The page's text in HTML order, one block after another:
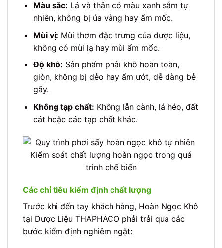
Màu sắc: Lá và thân có màu xanh sẫm tự
nhiên, không bị úa vàng hay ẩm mốc.
Mùi vị: Mùi thơm đặc trưng của dược liệu,
không có mùi lạ hay mùi ẩm mốc.
Độ khô: Sản phẩm phải khô hoàn toàn,
giòn, không bị dẻo hay ẩm ướt, dễ dàng bẻ
gãy.
Không tạp chất: Không lẫn cành, lá héo, đất
cát hoặc các tạp chất khác.
Kiểm soát chất lượng hoàn ngọc trong quá
trình chế biến
Các chỉ tiêu kiểm định chất lượng
Trước khi đến tay khách hàng, Hoàn Ngọc Khô
tại Dược Liệu THAPHACO phải trải qua các
bước kiểm định nghiêm ngặt: